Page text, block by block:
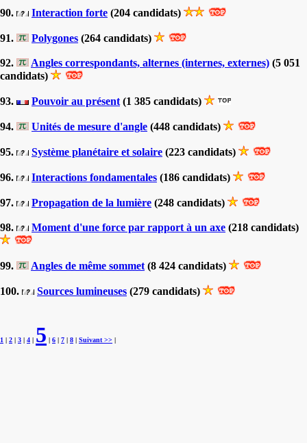
90. Interaction forte (204 candidats)
91. Polygones (264 candidats)
92. Angles correspondants, alternes (internes, externes) (5 051
candidats)
93. Pouvoir au présent (1 385 candidats)
94. Unités de mesure d'angle (448 candidats)
95. Système planétaire et solaire (223 candidats)
96. Interactions fondamentales (186 candidats)
97. Propagation de la lumière (248 candidats)
98. Moment d'une force par rapport à un axe (218 candidats)
99. Angles de même sommet (8 424 candidats)
100. Sources lumineuses (279 candidats)
1 | 2 | 3 | 4 | 5 | 6 | 7 | 8 | Suivant >> |